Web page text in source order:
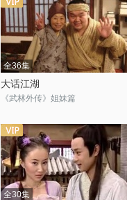
全36集
大话江湖
《武林外传》姐妹篇
全30集